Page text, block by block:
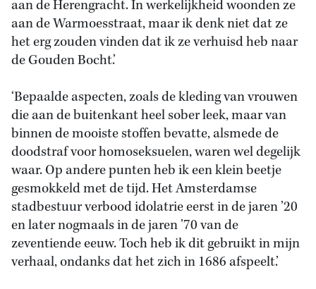
aan de Herengracht. In werkelijkheid woonden ze
aan de Warmoesstraat, maar ik denk niet dat ze
het erg zouden vinden dat ik ze verhuisd heb naar
de Gouden Bocht.’
‘Bepaalde aspecten, zoals de kleding van vrouwen
die aan de buitenkant heel sober leek, maar van
binnen de mooiste stoffen bevatte, alsmede de
doodstraf voor homoseksuelen, waren wel degelijk
waar. Op andere punten heb ik een klein beetje
gesmokkeld met de tijd. Het Amsterdamse
stadbestuur verbood idolatrie eerst in de jaren ’20
en later nogmaals in de jaren ’70 van de
zeventiende eeuw. Toch heb ik dit gebruikt in mijn
verhaal, ondanks dat het zich in 1686 afspeelt.’